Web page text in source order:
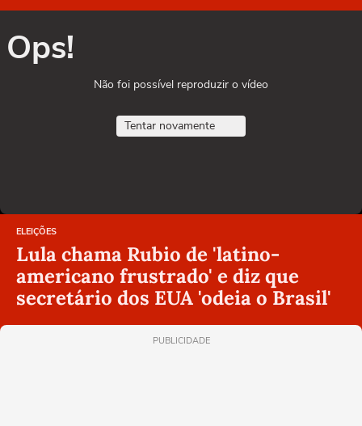
Ops!
Não foi possível reproduzir o vídeo
Tentar novamente
ELEIÇÕES
Lula chama Rubio de 'latino-
americano frustrado' e diz que
secretário dos EUA 'odeia o Brasil'
PUBLICIDADE